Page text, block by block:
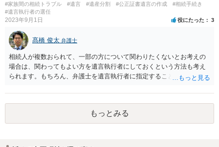
#家族間の相続トラブル #遺言 #遺産分割 #公正証書遺言の作成
#相続手続き
#遺言執行者の選任
2023年9月1日 役にたった 3
髙橋 俊太 弁護士
相続人が複数おられて、一部の方について関わりたくないとお考えの
場合は、関わってもよい方を遺言執行者にしておくという方法も考え
られます。もちろん、弁護士を遺言執行者に指定することもできます
方に再委任の権限を付与しておくという方法もあります。 一度、弁護
士に直接ご相談されることをお勧めいたします。
もっとみる